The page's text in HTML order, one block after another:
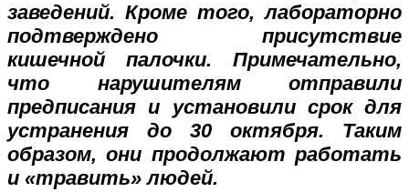
заведений. Кроме того, лабораторно
подтверждено присутствие
кишечной палочки. Примечательно,
что нарушителям отправили
предписания и установили срок для
устранения до 30 октября. Таким
образом, они продолжают работать
и «травить» людей.